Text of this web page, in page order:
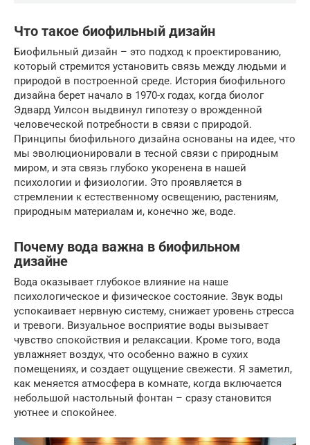
Что такое биофильный дизайн
Биофильный дизайн – это подход к проектированию,
который стремится установить связь между людьми и
природой в построенной среде. История биофильного
дизайна берет начало в 1970-х годах, когда биолог
Эдвард Уилсон выдвинул гипотезу о врожденной
человеческой потребности в связи с природой.
Принципы биофильного дизайна основаны на идее, что
мы эволюционировали в тесной связи с природным
миром, и эта связь глубоко укоренена в нашей
психологии и физиологии. Это проявляется в
стремлении к естественному освещению, растениям,
природным материалам и, конечно же, воде.
Почему вода важна в биофильном
дизайне
Вода оказывает глубокое влияние на наше
психологическое и физическое состояние. Звук воды
успокаивает нервную систему, снижает уровень стресса
и тревоги. Визуальное восприятие воды вызывает
чувство спокойствия и релаксации. Кроме того, вода
увлажняет воздух, что особенно важно в сухих
помещениях, и создает ощущение свежести. Я заметил,
как меняется атмосфера в комнате, когда включается
небольшой настольный фонтан – сразу становится
уютнее и спокойнее.